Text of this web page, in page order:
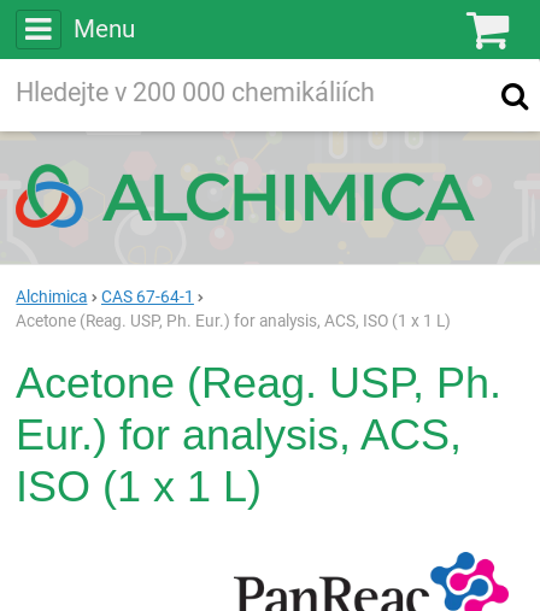
Menu
Vyhledávání
Alchimica
CAS 67-64-1
Acetone (Reag. USP, Ph. Eur.) for analysis, ACS, ISO (1 x 1 L)
Acetone (Reag. USP, Ph.
Eur.) for analysis, ACS,
ISO (1 x 1 L)